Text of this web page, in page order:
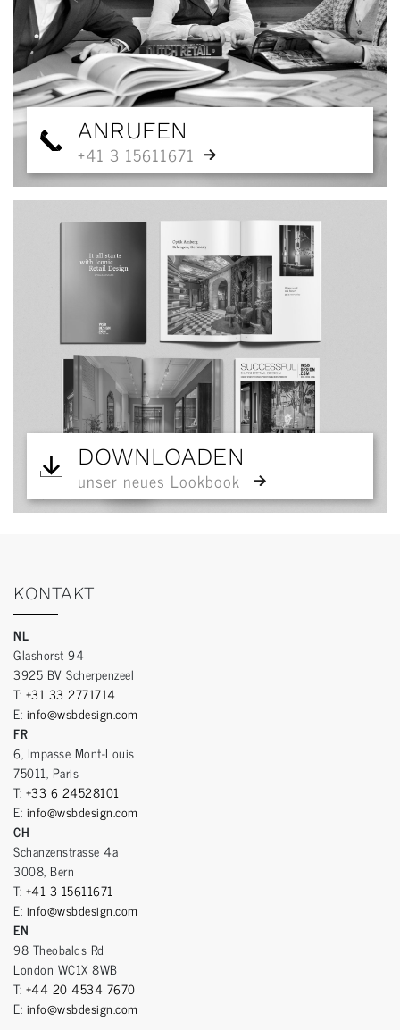
ANRUFEN
+41 3 15611671
DOWNLOADEN
unser neues Lookbook
KONTAKT
NL
Glashorst 94
3925 BV Scherpenzeel
T: +31 33 2771714
E: info@wsbdesign.com
FR
6, Impasse Mont-Louis
75011, Paris
T: +33 6 24528101
E: info@wsbdesign.com
CH
Schanzenstrasse 4a
3008, Bern
T: +41 3 15611671
E: info@wsbdesign.com
EN
98 Theobalds Rd
London WC1X 8WB
T: +44 20 4534 7670
E: info@wsbdesign.com